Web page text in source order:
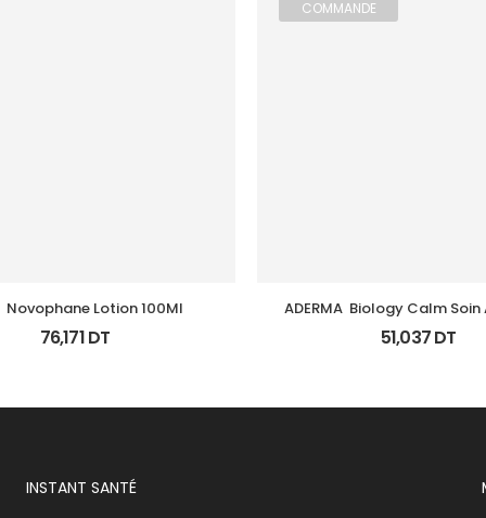
Novophane Lotion 100Ml
76,171DT
COMMANDE
ADERMA  Biology Calm
Tb 40 Ml
51,037DT
INSTANT SANTÉ